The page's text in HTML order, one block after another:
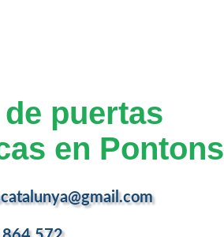
puertas
en Pontons